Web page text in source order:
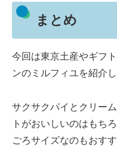
まとめ
今回は東京土産やギフ
ンのミルフィユを紹介し
サクサクパイとクリー
トがおいしいのはもち
ごろサイズなのもおす